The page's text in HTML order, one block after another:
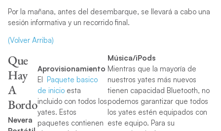
Por la mañana, antes del desembarque, se llevará a cabo una
sesión informativa y un recorrido final.
(Volver Arriba)
Que
Hay
A
Bordo
Nevera
Aprovisionamiento
El Paquete basico
de inicioesta
incluido con todos los
yates. Estos
paquetes contienen
Música/iPods
Mientras que la mayoría de
nuestros yates más nuevos
tienen capacidad Bluetooth, no
podemos garantizar que todos
los yates estén equipados con
este equipo. Para su